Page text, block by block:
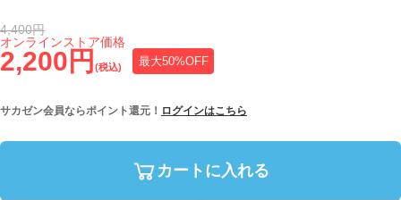
2,200円 (税込) 最大50%OFF
オンラインストア価格
4,400円
サカゼン会員ならポイント還元！ ログインはこちら
カートに入れる